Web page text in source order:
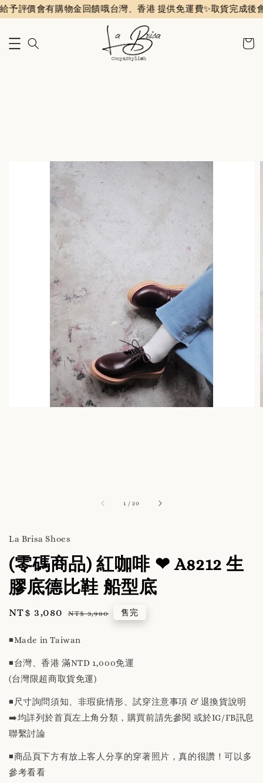
價會有購物金回饋哦台灣、香港 提供免運費✨️取貨完成後會收
1 /20
La Brisa Shoes
(零碼商品) 紅咖啡 ❤ A8212 生
膠底德比鞋 船型底
Sale
NT$ 3,080 Regular
NT$ 3,980 售完
◾️Made in Taiwan
◾️台灣、香港 滿NTD 1,000免運
(台灣限超商取貨免運)
◾️尺寸詢問須知、非瑕疵情形、試穿注意事項 & 退換貨說明
➡️均詳列於首頁左上角分類，購買前請先參閱 或於IG/FB訊息
聯繫討論
◾️商品頁下方有放上客人分享的穿著照片，真的很讚！可以多
參考看看